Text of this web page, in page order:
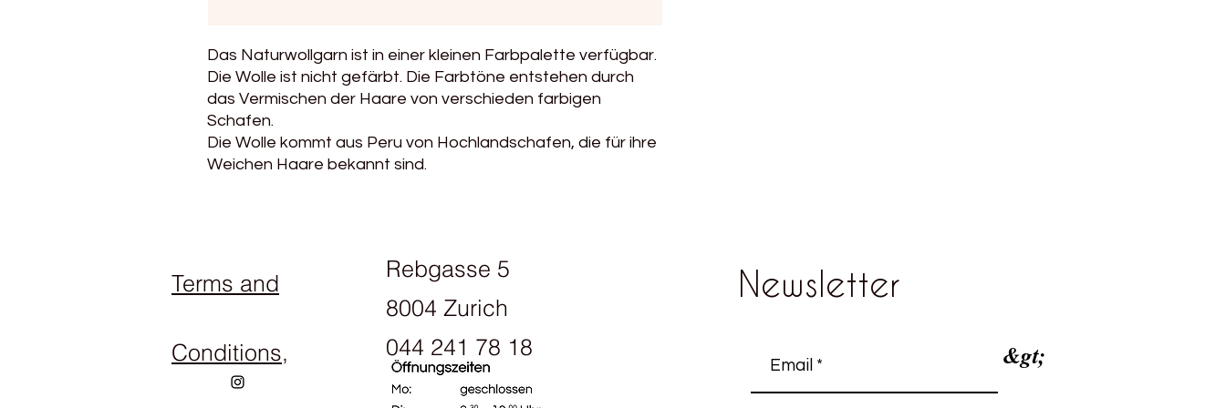
Das Naturwollgarn ist in einer kleinen Farbpalette verfügbar.
Die Wolle ist nicht gefärbt. Die Farbtöne entstehen durch
das Vermischen der Haare von verschieden farbigen
Schafen.
Die Wolle kommt aus Peru von Hochlandschafen, die für ihre
Weichen Haare bekannt sind.
Terms and
Conditions,
Rebgasse 5
8004 Zurich
044 241 78 18
Newsletter
&gt;